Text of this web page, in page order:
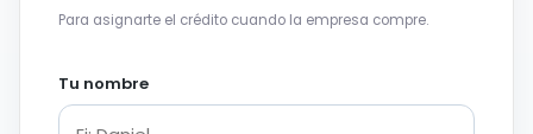
Para asignarte el crédito cuando la empresa compre.
Tu nombre